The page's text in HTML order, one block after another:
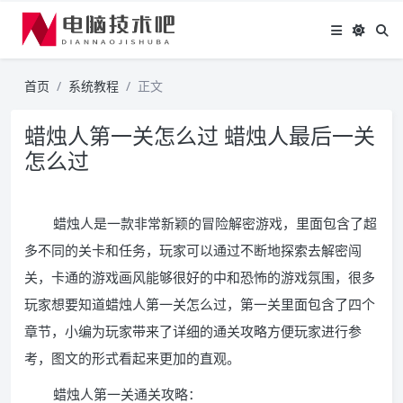
首页 系统教程 正文
蜡烛人第一关怎么过 蜡烛人最后一关
怎么过
蜡烛人是一款非常新颖的冒险解密游戏，里面包含了超
多不同的关卡和任务，玩家可以通过不断地探索去解密闯
关，卡通的游戏画风能够很好的中和恐怖的游戏氛围，很多
玩家想要知道蜡烛人第一关怎么过，第一关里面包含了四个
章节，小编为玩家带来了详细的通关攻略方便玩家进行参
考，图文的形式看起来更加的直观。
蜡烛人第一关通关攻略：